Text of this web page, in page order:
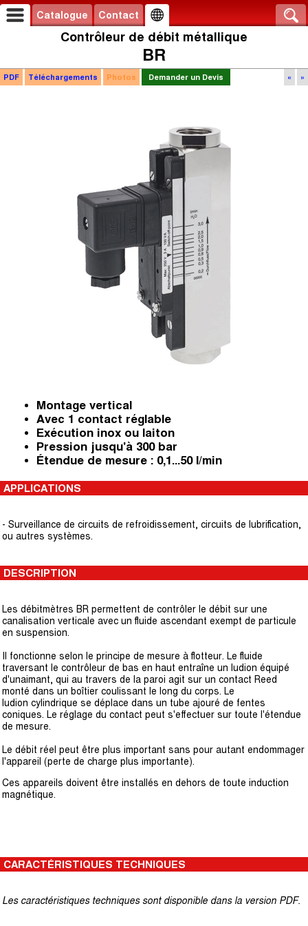
Catalogue Contact
Contrôleur de débit métallique
BR
« »
PDF Téléchargements Photos Demander un Devis
Montage vertical
Avec 1 contact réglable
Exécution inox ou laiton
Pression jusqu'à 300 bar
Étendue de mesure : 0,1...50 l/min
APPLICATIONS
- Surveillance de circuits de refroidissement, circuits de lubrification,
ou autres systèmes.
DESCRIPTION
Les débitmètres BR permettent de contrôler le débit sur une
canalisation verticale avec un fluide ascendant exempt de particule
en suspension.
Il fonctionne selon le principe de mesure à flotteur. Le fluide
traversant le contrôleur de bas en haut entraîne un ludion équipé
d'unaimant, qui au travers de la paroi agit sur un contact Reed
monté dans un boîtier coulissant le long du corps. Le
ludion cylindrique se déplace dans un tube ajouré de fentes
coniques. Le réglage du contact peut s'effectuer sur toute l'étendue
de mesure.
Le débit réel peut être plus important sans pour autant endommager
l'appareil (perte de charge plus importante).
Ces appareils doivent être installés en dehors de toute induction
magnétique.
CARACTÉRISTIQUES TECHNIQUES
Les caractéristiques techniques sont disponible dans la version PDF.